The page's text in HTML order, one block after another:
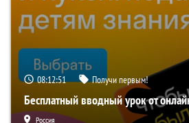
08:12:50 Получи первым!
Бесплатный вводный урок от
Россия